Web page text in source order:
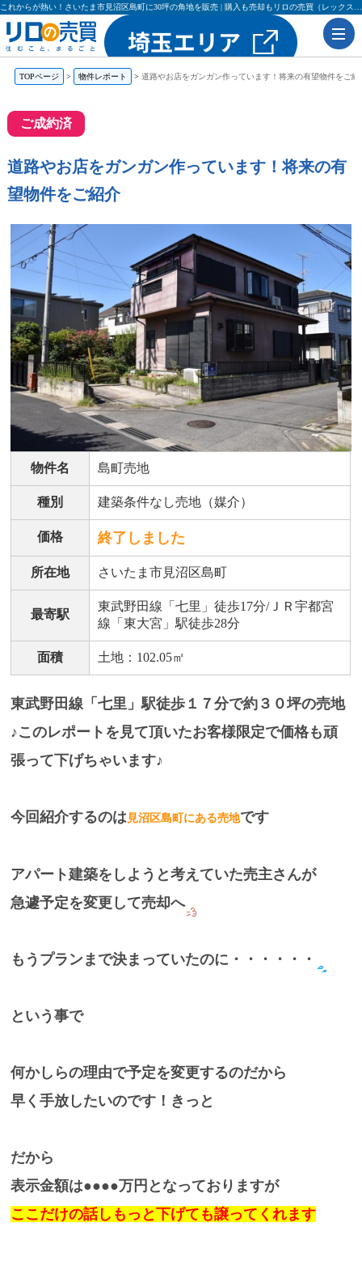
TOPページ 物件レポート 道路やお店をガンガン作っています！将来の有望物件をご紹
ご成約済
道路やお店をガンガン作っています！将来の有
望物件をご紹介
物件名 島町売地
種別 建築条件なし売地（媒介）
価格 終了しました
所在地 さいたま市見沼区島町
最寄駅
東武野田線「七里」徒歩17分/ＪＲ宇都宮
線「東大宮」駅徒歩28分
面積 土地：102.05㎡
東武野田線「七里」駅徒歩１７分で約３０坪の売地
♪このレポートを見て頂いたお客様限定で価格も頑
張って下げちゃいます♪
今回紹介するのは 見沼区島町にある売地です
アパート建築をしようと考えていた売主さんが
急遽予定を変更して売却へ
もうプランまで決まっていたのに・・・・・・
という事で
何かしらの理由で予定を変更するのだから
早く手放したいのです！きっと
だから
表示金額は●●●●万円となっておりますが
ここだけの話しもっと下げても譲ってくれます